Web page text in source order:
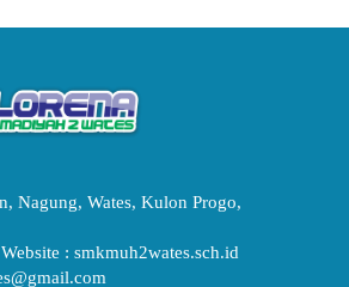
Nagung, Wates, Kulon Progo,
: smkmuh2wates.sch.id